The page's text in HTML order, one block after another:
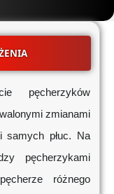
pęcherzyków
zmianami
samych płuc. Na
pęcherzykami
różnego